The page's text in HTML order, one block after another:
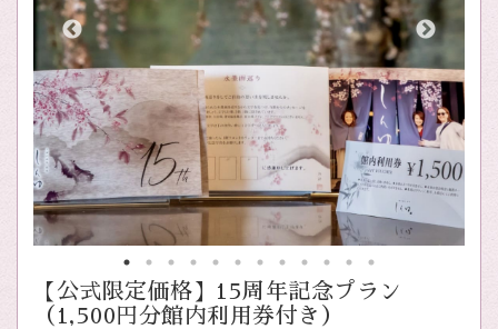
【公式限定価格】15周年記念プラン
（1,500円分館内利用券付き）